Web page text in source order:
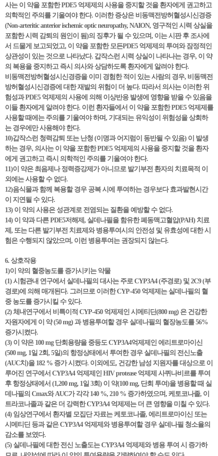
사는 이 약을 포함한 PDE5 억제제의 사용을 중지할 것을 환자에게 권고하고
의학적인 주의를 기울여야 한다. 이러한 증상은 비동맥전방허혈성시신경증
(Non-arteritic anterior ischemic optic neuropathy, NAION, 영구적인 시력 상실을
포함한 시력 감퇴의 원인이 됨)의 징후가 될 수 있으며, 이는 시판 후 조사에
서 드물게 보고되었고, 이 약을 포함한 모든PDE5 억제제의 투여와 잠정적인
상관성이 있는 것으로 나타났다. 갑작스런 시력 상실이 나타나는 경우, 이 약
의 복용을 중지하고 즉시 의사와 상담하도록 환자에게 알려야 한다.
비동맥전방허혈성시신경증을 이미 경험한 적이 있는 사람의 경우, 비동맥전
방허혈성시신경증에 대한 재발의 위험이 더 높다. 따라서 의사는 이러한 위
험성과 PDE5 억제제의 사용에 의해 이상반응 발생에 영향을 받을 수 있음을
이들 환자에게 알려야 한다. 이런 환자들에서 이 약을 포함한 PDE5 억제제를
사용할 때에는 주의를 기울여야 하며, 기대되는 유익성이 위험성을 상회하
는 경우에만 사용해야 한다.
10)갑작스런 청력감퇴 또는 난청 (이명과 어지럼이 동반될 수 있음) 이 발생
하는 경우, 의사는 이 약을 포함한 PDE5 억제제의 사용을 중지할 것을 환자
에게 권고하고 즉시 의학적인 주의를 기울여야 한다.
11)이 약은 최음제나 정력증강제가 아니므로 발기부전 환자의 치료목적 이
외에는 사용할 수 없다.
12)음식물과 함께 복용할 경우 공복 시에 투여하는 경우보다 효과발현시간
이 지연될 수 있다.
13) 이 약의 사용은 성관계로 전염되는 질환을 예방할 수 없다.
14) 이 약과 다른 PDE5저해제, 실데나필을 함유한 폐동맥고혈압(PAH) 치료
제, 또는 다른 발기부전 치료제와 병용투여시의 안전성 및 유효성에 대한 시
험은 수행되지 않았으며, 이런 병용투여는 권장되지 않는다.
6. 상호작용
1)이 약의 혈중농도를 증가시키는 약물
(1) 시험관내 연구에서 실데나필의 대사는 주로 CYP3A4 (주경로) 및 2C9 (부
경로)에 의해 매개된다. 그러므로 이러한 CYP-450 억제제는 실데나필의 혈
중 농도를 증가시킬 수 있다.
(2) 체내연구에서 비특이적 CYP-450 억제제인 시메티딘(800 mg) 은 건강한
자원자에게 이 약 (50 mg) 과 병용투여할 경우 실데나필의 혈장농도를 56%
증가시켰다.
(3) 이 약은 100 mg 단회용량을 중등도 CYP3A4억제제인 에리트로마이신
(500 mg, 1일 2회, 5일)의 항정상태에서 투여한 경우 실데나필의 전신노출
(AUC치)을 182 % 증가 시켰다. 이외에도, 건강한 남성 지원자를 대상으로 이
루어진 연구에서 CYP3A4 억제제인 HIV protease 억제제 사퀴나비르를 투여
후 항정상태에서 (1,200 mg, 1일 3회) 이 약(100 mg, 단회 투여)을 병용할 때 실
데나필의 Cmax와 AUC가 각각 140 %, 210 % 증가하였으며, 케토코나졸, 이
트라코나졸과 같은 더 강력한 CYP3A4 억제제는 더 큰 영향을 미칠 수 있다.
(4) 임상연구에서 환자별 모집단 자료는 케토코나졸, 에리트로마이신 또는
시메티딘 등과 같은 CYP3A4 억제제와 병용투여할 경우 실데나필 청소율의
감소를 보였다.
(5) 실데나필에 대한 전신 노출도는 CYP3A4 억제제와 병용 투여 시 증가하